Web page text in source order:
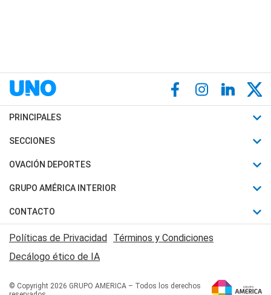
PRINCIPALES
Últimas Noticias
Política
Judiciales
Economia
SECCIONES
Horóscopo
Motores
Trucos caseros
Series y Películas
Edictos y Solicitadas
OVACIÓN DEPORTES
Fútbol
Mundial
Automovilismo
Rugby
Básquet
GRUPO AMÉRICA INTERIOR
Canal 7 en Vivo
San Juan 8
CONTACTO
Acerca de Nosotros
Contactanos
Políticas de Privacidad Términos y Condiciones
Decálogo ético de IA
© Copyright 2026 GRUPO AMERICA – Todos los derechos